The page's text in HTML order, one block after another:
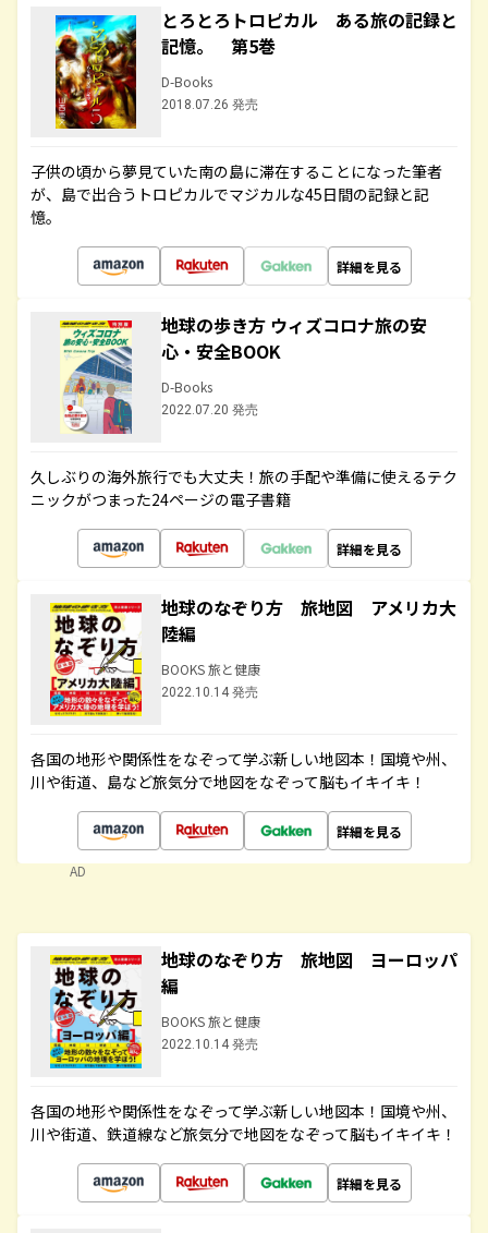
とろとろトロピカル ある旅の記録と
記憶。 第5巻
D-Books
2018.07.26 発売
子供の頃から夢見ていた南の島に滞在することになった筆者
が、島で出合うトロピカルでマジカルな45日間の記録と記
憶。
詳細を見る
地球の歩き方 ウィズコロナ旅の安
心・安全BOOK
D-Books
2022.07.20 発売
久しぶりの海外旅行でも大丈夫！旅の手配や準備に使えるテク
ニックがつまった24ページの電子書籍
詳細を見る
地球のなぞり方 旅地図 アメリカ大
陸編
BOOKS 旅と健康
2022.10.14 発売
各国の地形や関係性をなぞって学ぶ新しい地図本！国境や州、
川や街道、島など旅気分で地図をなぞって脳もイキイキ！
詳細を見る
AD
地球のなぞり方 旅地図 ヨーロッパ
編
BOOKS 旅と健康
2022.10.14 発売
各国の地形や関係性をなぞって学ぶ新しい地図本！国境や州、
川や街道、鉄道線など旅気分で地図をなぞって脳もイキイキ！
詳細を見る